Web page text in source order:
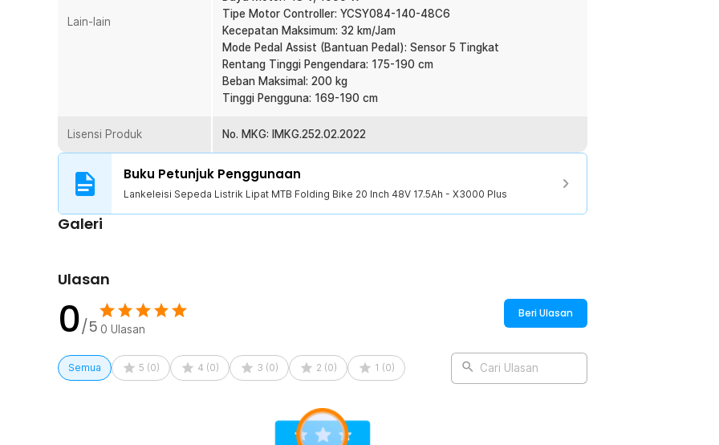
Informasi Seputar Baterai Sepeda
Pastikan baterai sepeda selalu Anda charge minimal 1 kali per bulan, meskipun sepeda jarang
digunakan. Hal tersebut harus tetap Anda lakukan untuk menjaga baterai sepeda agar tetap awet
Kelengkapan Produk
1 x Lankeleisi Sepeda Listrik Lipat MTB Folding Bike 20 Inch 48V 17.5Ah - X3000 Plus
1 x Spakbor Depan Belakang (Belakang Terpasang)
1 x Adaptor Pengisi Daya
1 x Bel Sepeda
1 x Set Kunci L
1 x Baut Quick Release
1 x Panduan Penggunaan
Lain-lain
Tipe Motor Controller: YCSY084-140-48C6
Kecepatan Maksimum: 32 km/Jam
Mode Pedal Assist (Bantuan Pedal): Sensor 5 Tingkat
Rentang Tinggi Pengendara: 175-190 cm
Beban Maksimal: 200 kg
Tinggi Pengguna: 169-190 cm
Lisensi Produk No. MKG: IMKG.252.02.2022
Buku Petunjuk Penggunaan
Lankeleisi Sepeda Listrik Lipat MTB Folding Bike 20 Inch 48V 17.5Ah - X3000 Plus
Galeri
Ulasan
0/5 0 Ulasan
Beri Ulasan
Semua 5 (0) 4 (0) 3 (0) 2 (0) 1 (0) Cari Ulasan